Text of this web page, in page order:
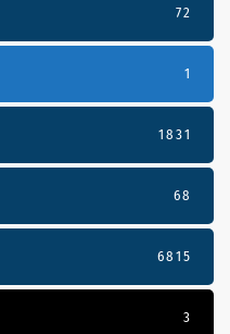
72
1
1831
68
6815
3